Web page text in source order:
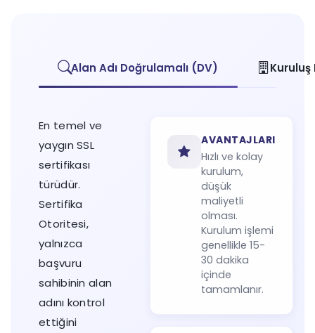
Alan Adı Doğrulamalı (DV)
En temel ve
yaygın SSL
sertifikası
türüdür.
Sertifika
Otoritesi,
yalnızca
başvuru
sahibinin alan
adını kontrol
ettiğini
AVANTAJLARI
Hızlı ve kolay
kurulum,
düşük
maliyetli
olması.
Kurulum işlemi
genellikle 15-
30 dakika
içinde
tamamlanır.